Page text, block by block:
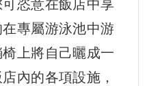
恣意在飯店中享
專屬游泳池中游
上將自己曬成一
內的各項設施，